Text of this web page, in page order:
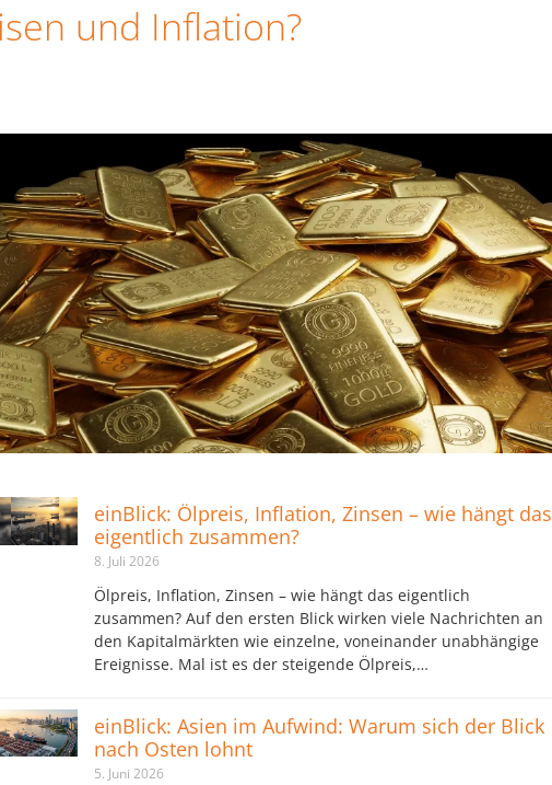
und Inflation?
einBlick: Ölpreis, Inflation, Zinsen – wie hängt das
eigentlich zusammen?
8. Juli 2026
Ölpreis, Inflation, Zinsen – wie hängt das eigentlich
zusammen? Auf den ersten Blick wirken viele Nachrichten an
den Kapitalmärkten wie einzelne, voneinander unabhängige
Ereignisse. Mal ist es der steigende Ölpreis,…
einBlick: Asien im Aufwind: Warum sich der Blick
nach Osten lohnt
5. Juni 2026